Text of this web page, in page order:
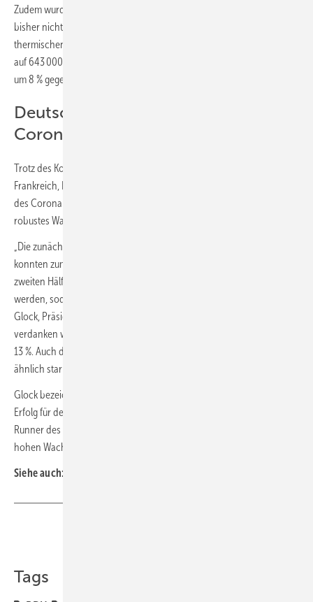
Zudem wurden laut BDH 7500 KWK-Systeme installiert, diese werden
bisher nicht in der Absatzstatistik für Wärmeerzeuger geführt. Bei
thermischen Solaranlagen ist die verkaufte Kollektorfläche um 26 %
auf 643 000 m
um 8 % gegenüber dem Vorjahr gesunken.
Deutsche Heizungsindustrie trotzt
Coronavirus-Krise
Trotz des Kollapses der wichtigsten Märkte außerhalb Deutschlands –
Frankreich, Italien, Spanien und Großbritannien – in der ersten Hälfte
des Corona-Jahres 2020, legte die deutsche Heizungsindustrie ein
robustes Wachstum weltweit von 3,1 % hin.
„Die zunächst hohen Verluste in Südeuropa und Großbritannien
konnten zumindest in Italien, Frankreich und Großbritannien in der
zweiten Hälfte 2020 teilweise durch eine Aufholjagd kompensiert
werden, sodass hier das Umsatzniveau leicht unter 2019 lag“, so Uwe
Glock, Präsident des BDH. „Dass wir tatsächlich im Plus liegen,
verdanken wir dem dynamischen Wachstum in Deutschland mit gut
13 %. Auch der polnische Heizungsmarkt entwickelte sich 2020
ähnlich stark.“
Glock bezeichnet das Klimapaket der Bundesregierung als vollen
Erfolg für den Klimaschutz im Gebäude: „Hiervon profitierten die Top-
Runner des Jahres 2020, die Wärmepumpe und die Holzwärme, mit
hohen Wachstumsraten aufgrund der Förderung.“ ■
Siehe auch:
Tags